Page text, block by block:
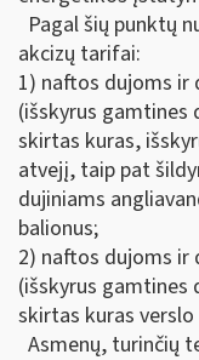
Pagal šių punktų
akcizų tarifai:
1) naftos dujoms ir
(išskyrus gamtines
skirtas kuras,
atvejį, taip pat
dujiniams
balionus;
2) naftos dujoms ir
(išskyrus gamtines
skirtas kuras
Asmenų, turinčių